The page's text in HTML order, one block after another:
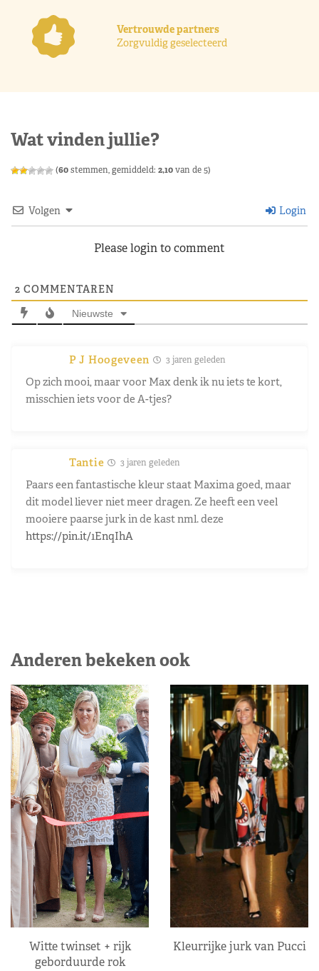
Vertrouwde partners
Zorgvuldig geselecteerd
Wat vinden jullie?
(60stemmen, gemiddeld: 2,10van de 5)
Volgen Login
Please login to comment
2 COMMENTAREN
Nieuwste
P J Hoogeveen 3 jaren geleden
Op zich mooi, maar voor Max denk ik nu iets te kort,
misschien iets voor de A-tjes?
Tantie 3 jaren geleden
Paars een fantastische kleur staat Maxima goed, maar
dit model liever niet meer dragen. Ze heeft een veel
mooiere paarse jurk in de kast nml. deze
https://pin.it/1EnqIhA
Anderen bekeken ook
Witte twinset + rijk
geborduurde rok
Kleurrijke jurk van Pucci